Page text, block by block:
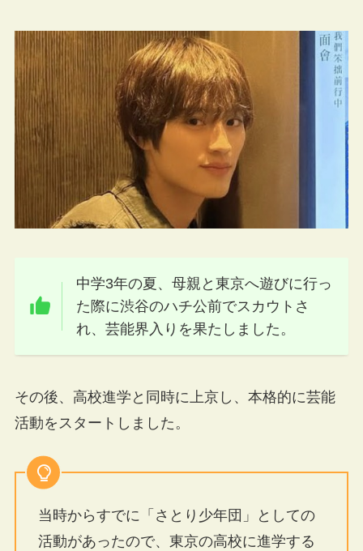
中学3年の夏、母親と東京へ遊びに行っ
た際に渋谷のハチ公前でスカウトさ
れ、芸能界入りを果たしました。
その後、高校進学と同時に上京し、本格的に芸能
活動をスタートしました。
当時からすでに「さとり少年団」としての
活動があったので、東京の高校に進学する